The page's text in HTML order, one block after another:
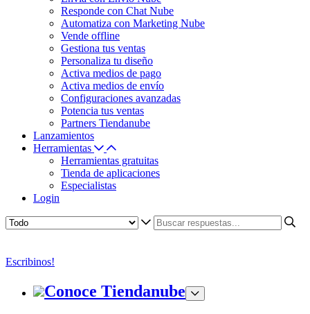
Responde con Chat Nube
Automatiza con Marketing Nube
Vende offline
Gestiona tus ventas
Personaliza tu diseño
Activa medios de pago
Activa medios de envío
Configuraciones avanzadas
Potencia tus ventas
Partners Tiendanube
Lanzamientos
Herramientas
Herramientas gratuitas
Tienda de aplicaciones
Especialistas
Login
Escribinos!
Conoce Tiendanube